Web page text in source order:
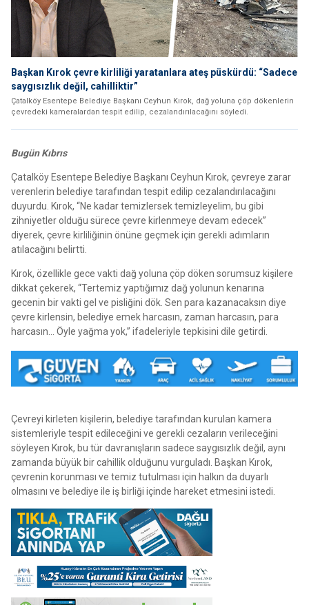
Başkan Kırok çevre kirliliği yaratanlara ateş püskürdü: “Sadece
saygısızlık değil, cahilliktir”
Çatalköy Esentepe Belediye Başkanı Ceyhun Kırok, dağ yoluna çöp dökenlerin
çevredeki kameralardan tespit edilip, cezalandırılacağını söyledi.
Bugün Kıbrıs
Çatalköy Esentepe Belediye Başkanı Ceyhun Kırok, çevreye zarar
verenlerin belediye tarafından tespit edilip cezalandırılacağını
duyurdu. Kırok, “Ne kadar temizlersek temizleyelim, bu gibi
zihniyetler olduğu sürece çevre kirlenmeye devam edecek”
diyerek, çevre kirliliğinin önüne geçmek için gerekli adımların
atılacağını belirtti.
Kırok, özellikle gece vakti dağ yoluna çöp döken sorumsuz kişilere
dikkat çekerek, “Tertemiz yaptığımız dağ yolunun kenarına
gecenin bir vakti gel ve pisliğini dök. Sen para kazanacaksın diye
çevre kirlensin, belediye emek harcasın, zaman harcasın, para
harcasın… Öyle yağma yok,” ifadeleriyle tepkisini dile getirdi.
Çevreyi kirleten kişilerin, belediye tarafından kurulan kamera
sistemleriyle tespit edileceğini ve gerekli cezaların verileceğini
söyleyen Kırok, bu tür davranışların sadece saygısızlık değil, aynı
zamanda büyük bir cahillik olduğunu vurguladı. Başkan Kırok,
çevrenin korunması ve temiz tutulması için halkın da duyarlı
olmasını ve belediye ile iş birliği içinde hareket etmesini istedi.